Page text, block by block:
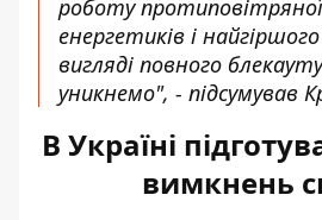
роботу
енергетиків і
вигляді повного
уникнемо", - підсумував
В Україні
вимкнень